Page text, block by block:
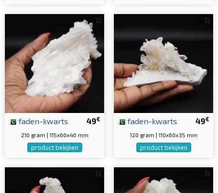
49€
faden-kwarts
210 gram | 115x60x40 mm
product bekijken
49€
faden-kwarts
120 gram | 110x60x35 mm
product bekijken